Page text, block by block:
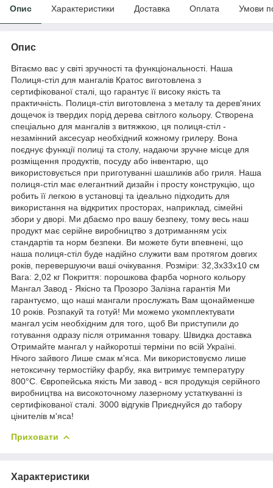
Опис Характеристики Доставка Оплата Умови
Опис
Вітаємо вас у світі зручності та функціональності. Наша
Полиця-стіл для мангалів Кратос виготовлена з
сертифікованої сталі, що гарантує її високу якість та
практичність. Полиця-стіл виготовлена з металу та дерев'яних
дощечок із твердих порід дерева світлого кольору. Створена
спеціально для мангалів з витяжкою, ця полиця-стіл -
незамінний аксесуар необхідний кожному грилеру. Вона
поєднує функції полиці та столу, надаючи зручне місце для
розміщення продуктів, посуду або інвентарю, що
використовується при приготуванні шашликів або гриля. Наша
полиця-стіл має елегантний дизайн і просту конструкцію, що
робить її легкою в установці та ідеально підходить для
використання на відкритих просторах, наприклад, сімейні
збори у дворі. Ми дбаємо про вашу безпеку, тому весь наш
продукт має серійне виробництво з дотриманням усіх
стандартів та норм безпеки. Ви можете бути впевнені, що
наша полиця-стіл буде надійно служити вам протягом довгих
років, перевершуючи ваші очікування. Розміри: 32,3х33х10 см
Вага: 2,02 кг Покриття: порошкова фарба чорного кольору
Мангал Завод - Якісно та Прозоро Залізна гарантія Ми
гарантуємо, що наші мангали прослужать Вам щонайменше
10 років. Розпакуй та готуй! Ми можемо укомплектувати
мангал усім необхідним для того, щоб Ви приступили до
готування одразу після отримання товару. Швидка доставка
Отримайте мангал у найкоротші терміни по всій Україні.
Нічого зайвого Лише смак м'яса. Ми використовуємо лише
нетоксичну термостійку фарбу, яка витримує температуру
800°С. Європейська якість Ми завод - вся продукція серійного
виробництва на високоточному лазерному устаткуванні із
сертифікованої сталі. 3000 відгуків Приєднуйся до табору
цінителів м'яса!
Приховати
Характеристики